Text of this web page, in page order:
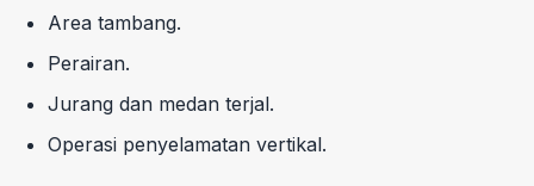
Area tambang.
Perairan.
Jurang dan medan terjal.
Operasi penyelamatan vertikal.